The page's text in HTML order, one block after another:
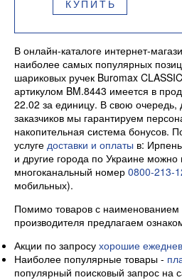
КУПИТЬ
В онлайн-каталоге интернет-
наиболее самых популярных
шариковых ручек Buromax
артикулом BM.8443 имеется в
22.02 за единицу. В свою очередь,
заказчиков мы гарантируем
накопительная система бонусов.
услуге доставки и оплаты в:
и другие города по Украине можно
многоканальный номер 0800-213-
мобильных).
Помимо товаров с наименованием
производителя предлагаем
Акции по запросу хорошие
Наиболее популярные товары -
популярный поисковый запрос на